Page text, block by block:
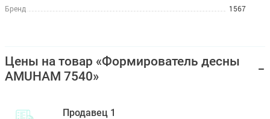
Бренд 1567
Цены на товар «Формирователь десны
AMUHAM 7540»
Продавец 1